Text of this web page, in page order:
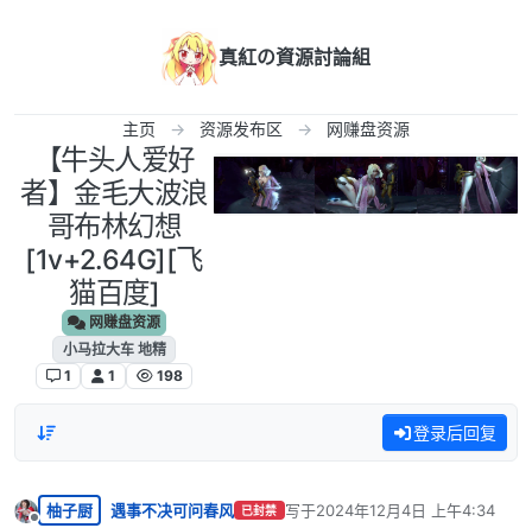
真紅の資源討論組
主页 资源发布区 网赚盘资源
【牛头人爱好
者】金毛大波浪
哥布林幻想
[1v+2.64G][飞
猫百度]
网赚盘资源
小马拉大车 地精
1
1 198
登录后回复
柚子厨 遇事不决可问春风 已封禁 写于2024年12月4日 上午4:34
最后由 编辑